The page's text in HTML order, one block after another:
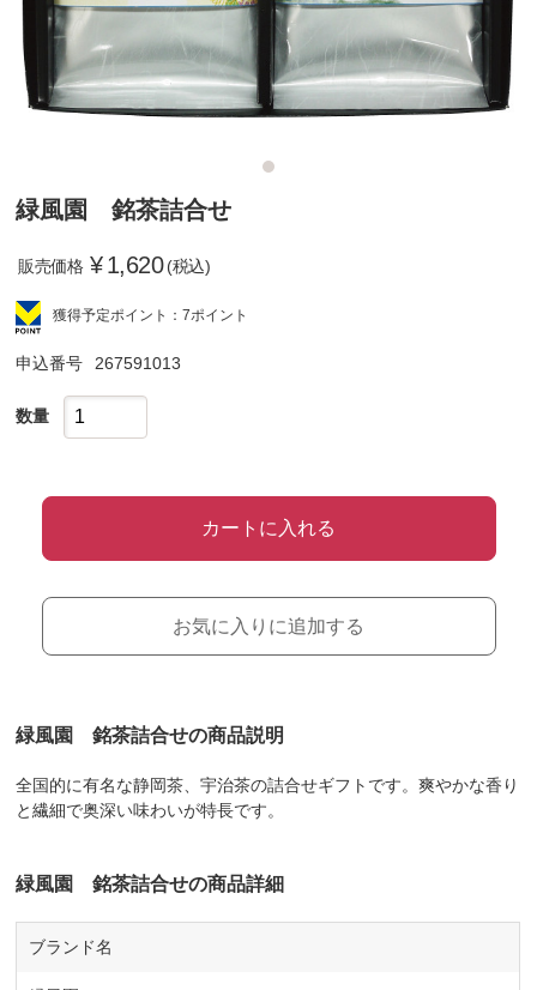
緑風園 銘茶詰合せ
販売価格 ¥1,620 (税込)
獲得予定ポイント：7ポイント
申込番号 267591013
数量
カートに入れる
お気に入りに追加する
緑風園 銘茶詰合せの商品説明
全国的に有名な静岡茶、宇治茶の詰合せギフトです。爽やかな香り
と繊細で奥深い味わいが特長です。
緑風園 銘茶詰合せの商品詳細
ブランド名